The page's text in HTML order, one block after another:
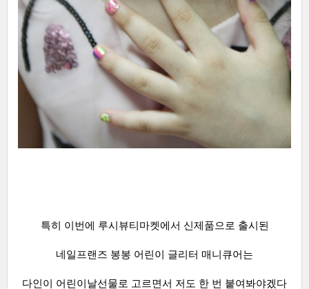
특히 이번에 루시뷰티마켓에서 신제품으로 출시된
네일프랜즈 봉봉 어린이 글리터 매니큐어는
다인이 어린이날선물로 고르면서 저도 한 번 붙여봐야겠다